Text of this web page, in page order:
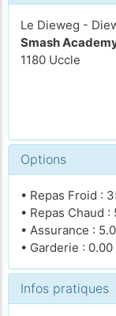
Le Dieweg -
Smash
1180 Uccle
Options
• Repas Froid :
• Repas Chaud :
• Assurance :
• Garderie : 0.00
Infos pratiques